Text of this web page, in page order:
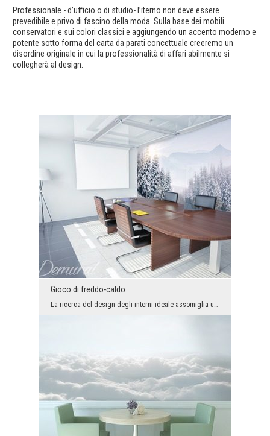
Professionale - d’ufficio o di studio- l’iterno non deve essere
prevedibile e privo di fascino della moda. Sulla base dei mobili
conservatori e sui colori classici e aggiungendo un accento moderno e
potente sotto forma del carta da parati concettuale creeremo un
disordine originale in cui la professionalità di affari abilmente si
collegherà al design.
Gioco di freddo-caldo
La ricerca del design degli interni ideale assomiglia un po’ un gioco delle bambine di „freddo - ...